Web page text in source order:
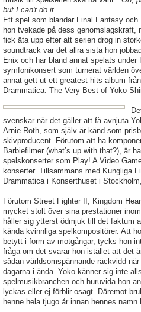
but I can't do it”.
Ett spel som blandar Final Fantasy
hon tvekade på dess genomslagskraft,
fick äta upp efter att serien drog in
soundtrack var det allra sista hon
Enix och har bland annat spelats
symfonikonsert som turnerat världen
annat gett ut ett greatest hits album
Drammatica: The Very Best of Yoko
svenskar när det gäller att få avnjuta
Arnie Roth, som själv är känd som
skivproducent. Förutom att ha
Barbiefilmer (what’s up with that?), är
spelskonserter som Play! A Video
konserter. Tillsammans med Kungliga
Drammatica i Konserthuset i
Förutom Street Fighter II, Kingdom
mycket stolt över sina prestationer
håller sig ytterst ödmjuk till det faktum
kända kvinnliga spelkompositörer. Att
betytt i form av motgångar, tycks hon
fråga om det svarar hon istället att det
sådan världsomspännande räckvidd
dagarna i ända. Yoko känner sig inte
spelmusikbranchen och huruvida hon
lyckas eller ej förblir osagt. Däremot
henne hela tjugo år innan hennes namn